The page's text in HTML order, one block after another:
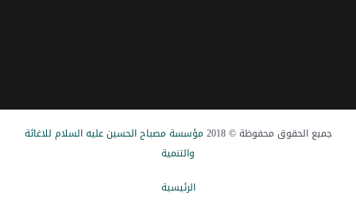
جميع الحقوق محفوظة © 2018
مؤسسة مصباح الحسین علیه السلام للاغاثة
والتنمیة
الرئيسیة